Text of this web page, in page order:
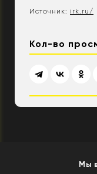
Источник: irk.ru/
Кол-во
Мы